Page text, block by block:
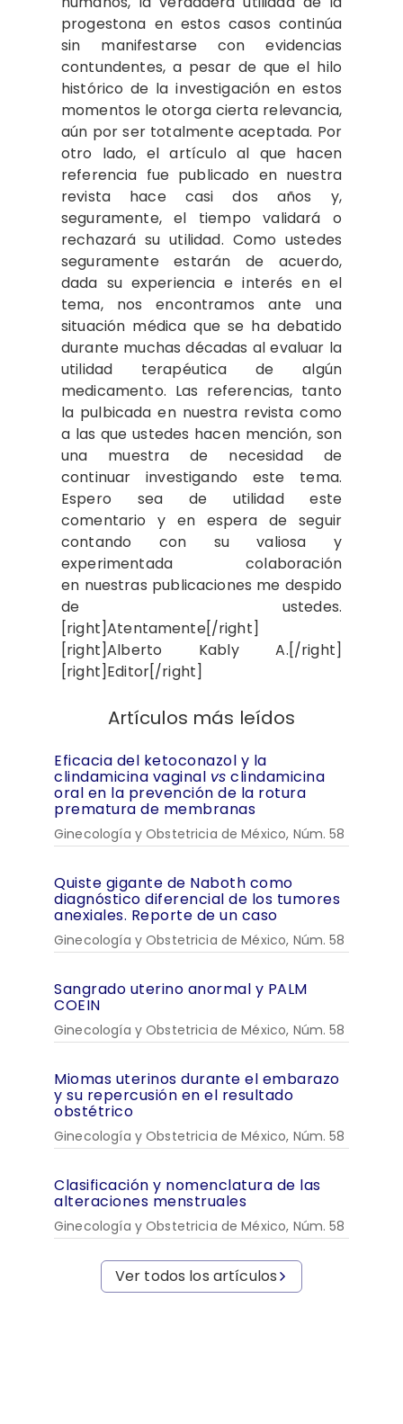
progestona en estos casos continúa
sin manifestarse con evidencias
contundentes, a pesar de que el hilo
histórico de la investigación en estos
momentos le otorga cierta relevancia,
aún por ser totalmente aceptada. Por
otro lado, el artículo al que hacen
referencia fue publicado en nuestra
revista hace casi dos años y,
seguramente, el tiempo validará o
rechazará su utilidad. Como ustedes
seguramente estarán de acuerdo,
dada su experiencia e interés en el
tema, nos encontramos ante una
situación médica que se ha debatido
durante muchas décadas al evaluar la
utilidad terapéutica de algún
medicamento. Las referencias, tanto
la pulbicada en nuestra revista como
a las que ustedes hacen mención, son
una muestra de necesidad de
continuar investigando este tema.
Espero sea de utilidad este
comentario y en espera de seguir
contando con su valiosa y
experimentada colaboración
en nuestras publicaciones me despido
de ustedes.
[right]Atentamente[/right]
[right]Alberto Kably A.[/right]
[right]Editor[/right]
Artículos más leídos
Eficacia del ketoconazol y la
clindamicina vaginal vs clindamicina
oral en la prevención de la rotura
prematura de membranas
Ginecología y Obstetricia de México, Núm. 58
Quiste gigante de Naboth como
diagnóstico diferencial de los tumores
anexiales. Reporte de un caso
Ginecología y Obstetricia de México, Núm. 58
Sangrado uterino anormal y PALM
COEIN
Ginecología y Obstetricia de México, Núm. 58
Miomas uterinos durante el embarazo
y su repercusión en el resultado
obstétrico
Ginecología y Obstetricia de México, Núm. 58
Clasificación y nomenclatura de las
alteraciones menstruales
Ginecología y Obstetricia de México, Núm. 58
Ver todos los artículos